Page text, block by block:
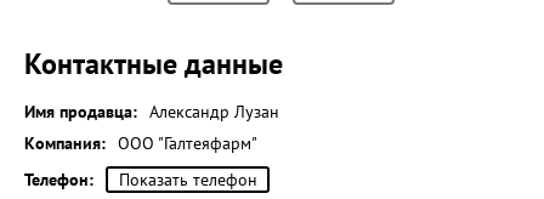
Контактные данные
Имя продавца: Александр Лузан
Компания: ООО "Галтеяфарм"
Телефон:
Показать телефон